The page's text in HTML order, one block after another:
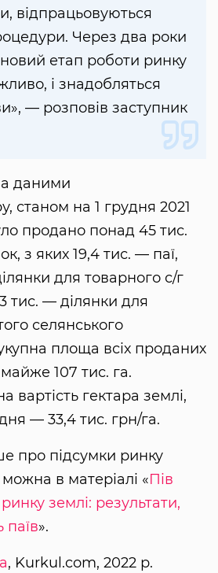
відпрацьовуються
Через два роки
етап роботи ринку
і знадобляться
— розповів заступник
даними
станом на 1 грудня 2021
продано понад 45 тис.
з яких 19,4 тис. — паї,
для товарного с/г
тис. — ділянки для
селянського
площа всіх проданих
107 тис. га.
вартість гектара землі,
— 33,4 тис. грн/га.
про підсумки ринку
можна в матеріалі «Пів
землі: результати,
паїв».
, Kurkul.com, 2022 р.